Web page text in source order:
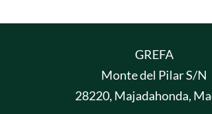
GREFA
Monte del Pilar S/N
28220, Majadahonda,